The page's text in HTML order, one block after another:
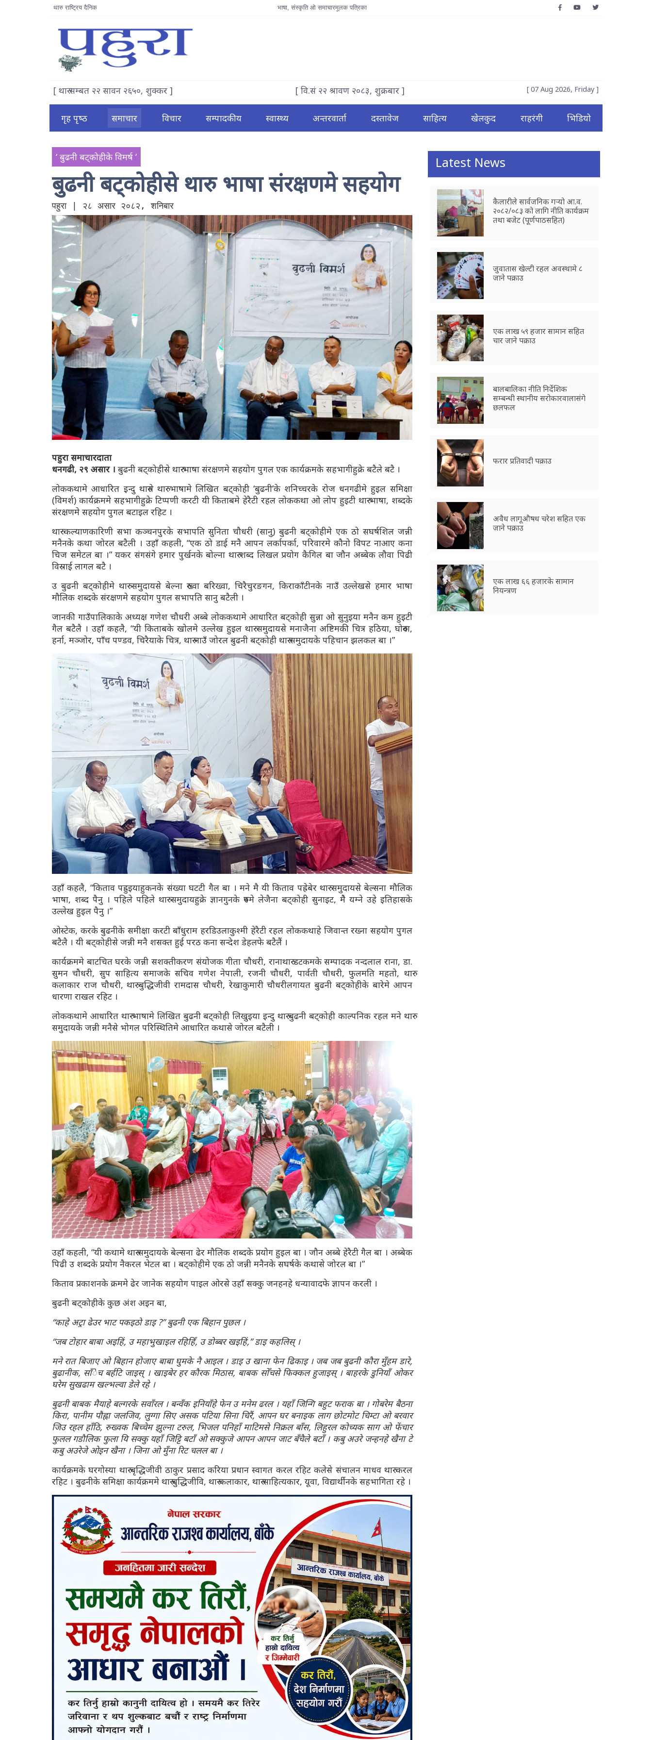
थारु राष्ट्रिय दैनिक भाषा, संस्कृति ओ समाचारमूलक पत्रिका
[ थारु सम्बत २२ सावन २६५०, शुक्कर ] [ वि.सं २२ श्रावण २०८३, शुक्रबार ] [ 07 Aug 2026, Friday ]
गृह पृष्‍ठ समाचार विचार सम्पादकीय स्वास्थ्य अन्तरवार्ता दस्तावेज साहित्य खेलकुद राहरंगी भिडियो
‘ बुढनी बट्कोहीके विमर्ष ’
बुढनी बट्कोहीसे थारु भाषा संरक्षणमे सहयोग
पहुरा | २८ असार २०८२, शनिबार
पहुरा समाचारदाता
धनगढी, २९ असार । बुढनी बट्कोहीसे थारु भाषा संरक्षणमे सहयोग पुगल एक कार्यक्रमके सहभागीहुक्रे बटैले बटै ।
लोककथामे आधारित इन्दु थारुसे थारु भाषामे लिखित बट्कोही ‘बुढनी’के शनिच्चरके रोज धनगढीमे हुइल समिक्षा
(विमर्श) कार्यक्रममे सहभागीहुक्रे टिप्पणी करटी यी किताबमे हेरैटी रहल लोककथा ओ लोप हुइटी थारु भाषा, शब्दके
संरक्षणमे सहयोग पुगल बटाइल रहिट ।
थारु कल्याणकारिणी सभा कञ्चनपुरके सभापति सुनिता चौधरी (सानु) बुढनी बट्कोहीमे एक ठो सघर्षशिल जन्नी
मनैनके कथा जोरल बटैली । उहाँ कहली, “एक ठो डाई मनै आपन लर्कापर्का, परिवारमे कौनो विपट नाआए कना
चिज समेटल बा ।” यकर संगसंगे हमार पुर्खनके बोल्ना थारु शब्द लिखल प्रयोग कैगिल बा जौन अब्बेक लौवा पिढी
विस्राई लागल बटै ।
उ बुढनी बट्कोहीमे थारु समुदायसे बेल्ना रुख्वा बरिख्वा, चिरैचुरङगन, किराकाँटीनके नाउँ उल्लेखसे हमार भाषा
मौलिक शब्दके संरक्षणमे सहयोग पुगल सभापति सानु बटैली ।
जानकी गाउँपालिकाके अध्यक्ष गणेश चौधरी अब्बे लोककथामे आधारित बट्कोही सुन्ना ओ सुनुइया मनैन कम हुइटी
गैल बटैलै । उहाँ कहलै, “यी किताबके खोलमे उल्लेख हुइल थारु समुदायसे मनाजैना अष्टिमकी चित्र हठिया, घोरुवा,
हर्ना, मञ्जोर, पाँच पण्डव, चिरैयाके चित्र, थारु नाउँ जोरल बुढनी बट्कोही थारु समुदायके पहिचान झलकल बा ।”
उहाँ कहलै, “किताव पह्रुइयाहुकनके संख्या घटटी गैल बा । मने मै यी किताव पह्रेबेर थारु समुदायसे बेल्सना मौलिक
भाषा, शब्द पैनु । पहिले पहिले थारु समुदायहुक्रे ज्ञानगुनके रुपमे लेजैना बट्कोही सुनाइट, मैे यम्ने उहे इतिहासके
उल्लेख हुइल पैनु ।”
ओस्टेक, करके बुढनीके समीक्षा करटी बाँधुराम हरडिउलाकुश्मी हेरैटी रहल लोककथाहे जिवान्त रख्ना सहयोग पुगल
बटैलै । यी बट्कोहीसे जन्नी मनै शसक्त हुई परठ कना सन्देश डेहलफे बटैलैं ।
कार्यक्रममे बाटचित घरके जन्नी सशक्तीकरण संयोजक गीता चौधरी, रानाथारु डटकमके सम्पादक नन्दलाल राना, डा.
सुमन चौधरी, सुप साहित्य समाजके सचिव गणेश नेपाली, रजनी चौधरी, पार्वती चौधरी, फुलमति महतो, थारु
कलाकार राज चौधरी, थारु बुद्धिजीवी रामदास चौधरी, रेखाकुमारी चौधरीलगायत बुढनी बट्कोहीके बारेमे आपन
धारणा राखल रहिट ।
लोककथामे आधारित थारु भाषामे लिखित बुढनी बट्कोही लिखुइया इन्दु थारु बुढनी बट्कोही काल्पनिक रहल मने थारु
समुदायके जन्नी मनैसे भोगल परिस्थितिमे आधारित कथासे जोरल बटैली ।
उहाँ कहली, “यी कथामे थारु समुदायके बेल्सना ढेर मौलिक शब्दके प्रयोग हुइल बा । जौन अब्बे हेरैटी गैल बा । अब्बेक
पिढी उ शब्दके प्रयोग नैकरल भेटल बा । बट्कोहीमे एक ठो जन्नी मनैनके सघर्षके कथासे जोरल बा ।”
किताव प्रकाशनके क्रममे ढेर जानेक सहयोग पाइल ओरसे उहाँ सक्कु जनहनहे धन्यावादफे ज्ञापन करली ।
बुढनी बट्कोहीके कुछ अंश अइन बा,
“काहे अट्रा ढेउर भाट पकइठो डाइ ?” बुढनी एक बिहान पुछल ।
“जब टोहार बाबा अइहिं, उ महाभुखाइल रहिहिँ, उ डोब्बर खइहिं,” डाइ कहलिस् ।
मने रात बिजाए ओ बिहान होजाए बाबा घुमके नै आइल । डाइ उ खाना फेन ढिकाइ । जब जब बुढनी कौरा मुँहम डारे,
बुढानीक, साँेच बर्हटि जाइस् । खाइबेर हर कौरक मिठास, बाबक सोँचसे फिक्कल हुजाइस् । बाहरके डुनियाँ ओकर
घरेम सुखढाम खल्भल्वा डेले रहे ।
बुढनी बाबक मैयाहे बल्गरके सवाँरल । बन्वँक इनियाँहे फेन उ मनेम ढरल । यहाँ जिन्गि बहुट फराक बा । गोबरेम बैठना
किरा, पानीम पौह्ना जलजिव, लुग्गा सिए असक पटिया सिना चिरैं, आपन घर बनाइक लाग छोटमोट चिम्टा ओ बरवार
जिउ रहल हाँठि, रुख्वक बिच्चेम झुल्ना टरुल, भिजल पनिहाँ माटिमसे निक्रल बाँस, लिहुरल कोच्यक साग ओ फेंचार
फुलल गडौलिक फुला यि सक्कु यहाँ जिट्टि बटाँ ओ सक्कुजे आपन आपन जाट बँचैले बटाँ । कबु अउरे जन्हनहे खैना टे
कबु अउरेजे ओइन खैना । जिना ओ मुँना रिट चलल बा ।
कार्यक्रमके घरगोस्या थारु बृद्धिजीवी ठाकुर प्रसाद करिया प्रधान स्वागत करल रहिट कलेसे संचालन माधव थारु करल
रहिट । बुढनीके समिक्षा कार्यक्रममे थारु बुद्धिजीवि, थारु कलाकार, थारु साहित्यकार, यूवा, विद्यार्थीनके सहभागिता रहे ।
Latest News
कैलारीले सार्वजनिक गर्‍यो आ.व.
२०८२/०८३ को लागि नीति कार्यक्रम
तथा बजेट (पूर्णपाठसहित)
जुवातास खेल्टी रहल अवस्थामे ८
जाने पक्राउ
एक लाख ५९ हजार सामान सहित
चार जाने पक्राउ
बालबालिका नीति निर्देशिक
सम्बन्धी स्थानीय सरोकारवालासंगे
छलफल
फरार प्रतिवादी पक्राउ
अवैध लागूऔषध चरेश सहित एक
जाने पक्राउ
एक लाख ६६ हजारके सामान
नियन्त्रण